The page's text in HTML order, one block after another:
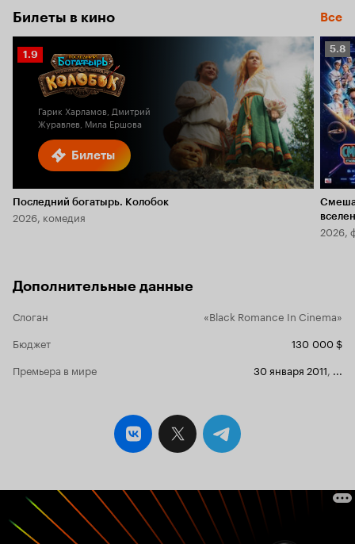
Билеты в кино Все
Билеты
Рейтинг
Кинопоиска
1.9
Гарик Харламов, Дмитрий
Журавлев, Мила Ершова
Последний богатырь. Колобок
2026, комедия
5.8
5.8
2026,
Дополнительные данные
Слоган
«Black Romance In Cinema»
Бюджет
130 000 $
Премьера в мире
30 января 2011, ...